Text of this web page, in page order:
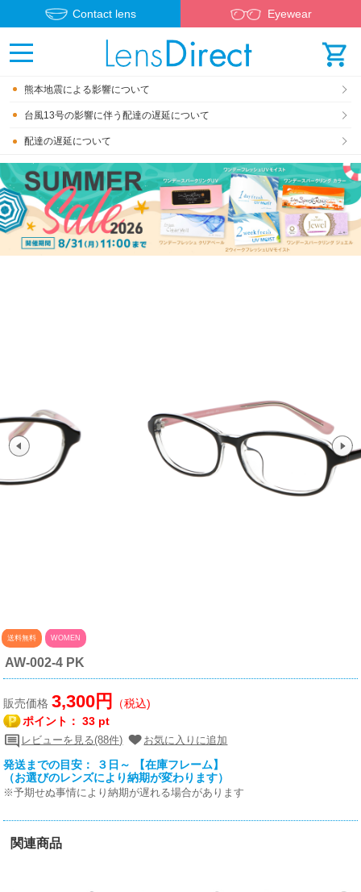
Contact lens Eyewear
熊本地震による影響について
台風13号の影響に伴う配達の遅延について
配達の遅延について
送料無料 WOMEN
AW-002-4 PK
販売価格3,300円
（税込)
ポイント：33 pt
レビューを見る(88件) お気に入りに追加
発送までの目安： ３日～ 【在庫フレーム】
（お選びのレンズにより納期が変わります）
※予期せぬ事情により納期が遅れる場合があります
関連商品